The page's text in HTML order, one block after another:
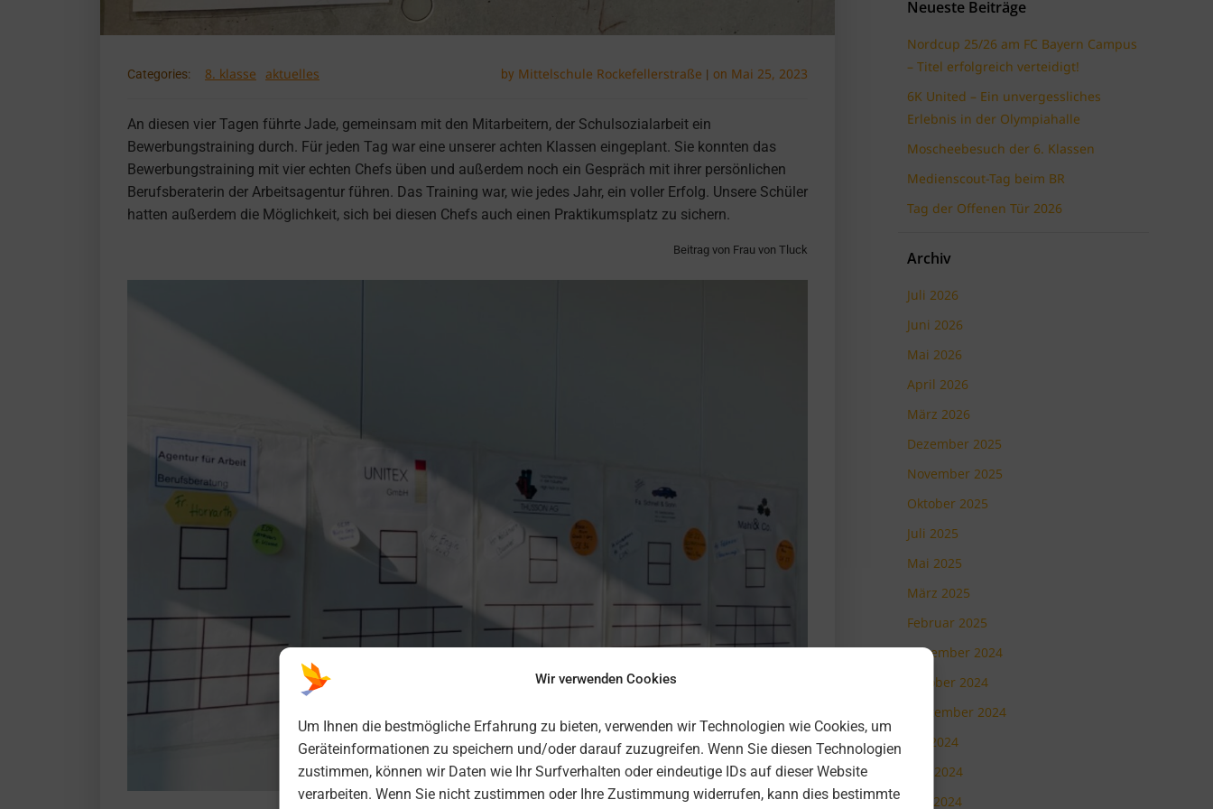
Wir verwenden Cookies
Um Ihnen die bestmögliche Erfahrung zu bieten, verwenden wir Technologien wie Cookies, um
Geräteinformationen zu speichern und/oder darauf zuzugreifen. Wenn Sie diesen Technologien
zustimmen, können wir Daten wie Ihr Surfverhalten oder eindeutige IDs auf dieser Website
verarbeiten. Wenn Sie nicht zustimmen oder Ihre Zustimmung widerrufen, kann dies bestimmte
Categories: 8. klasse aktuelles by Mittelschule Rockefellerstraße | on Mai 25, 2023
An diesen vier Tagen führte Jade, gemeinsam mit den Mitarbeitern, der Schulsozialarbeit ein
Bewerbungstraining durch. Für jeden Tag war eine unserer achten Klassen eingeplant. Sie konnten das
Bewerbungstraining mit vier echten Chefs üben und außerdem noch ein Gespräch mit ihrer persönlichen
Berufsberaterin der Arbeitsagentur führen. Das Training war, wie jedes Jahr, ein voller Erfolg. Unsere Schüler
hatten außerdem die Möglichkeit, sich bei diesen Chefs auch einen Praktikumsplatz zu sichern.
Beitrag von Frau von Tluck
Neueste Beiträge
Nordcup 25/26 am FC Bayern Campus
– Titel erfolgreich verteidigt!
6K United – Ein unvergessliches
Erlebnis in der Olympiahalle
Moscheebesuch der 6. Klassen
Medienscout-Tag beim BR
Tag der Offenen Tür 2026
Archiv
Juli 2026
Juni 2026
Mai 2026
April 2026
März 2026
Dezember 2025
November 2025
Oktober 2025
Juli 2025
Mai 2025
März 2025
Februar 2025
November 2024
Oktober 2024
September 2024
Juli 2024
Juni 2024
Mai 2024